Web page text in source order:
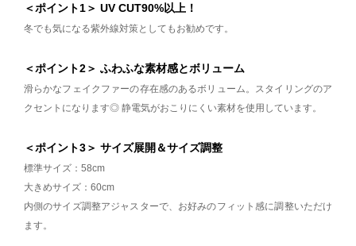
＜ポイント1＞ UV CUT90%以上！
冬でも気になる紫外線対策としてもお勧めです。
＜ポイント2＞ ふわふな素材感とボリューム
滑らかなフェイクファーの存在感のあるボリューム。スタイリングのア
クセントになります◎ 静電気がおこりにくい素材を使用しています。
＜ポイント3＞ サイズ展開＆サイズ調整
標準サイズ：58cm
大きめサイズ：60cm
内側のサイズ調整アジャスターで、お好みのフィット感に調整いただけ
ます。